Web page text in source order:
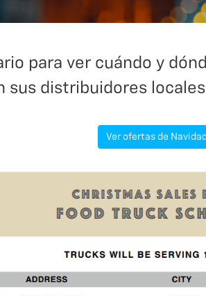
para ver cuándo y
sus distribuidores locales
Ver ofertas de Navidad